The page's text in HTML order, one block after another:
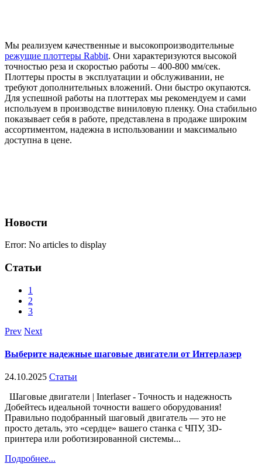
Мы реализуем качественные и высокопроизводительные
режущие плоттеры Rabbit. Они характеризуются высокой
точностью реза и скоростью работы – 400-800 мм/сек.
Плоттеры просты в эксплуатации и обслуживании, не
требуют дополнительных вложений. Они быстро окупаются.
Для успешной работы на плоттерах мы рекомендуем и сами
используем в производстве виниловую пленку. Она стабильно
показывает себя в работе, представлена в продаже широким
ассортиментом, надежна в использовании и максимально
доступна в цене.
Новости
Error: No articles to display
Статьи
1
2
3
Prev Next
Выберите надежные шаговые двигатели от Интерлазер
24.10.2025 Статьи
Шаговые двигатели | Interlaser - Точность и надежность
Добейтесь идеальной точности вашего оборудования!
Правильно подобранный шаговый двигатель — это не
просто деталь, это «сердце» вашего станка с ЧПУ, 3D-
принтера или роботизированной системы...
Подробнее...